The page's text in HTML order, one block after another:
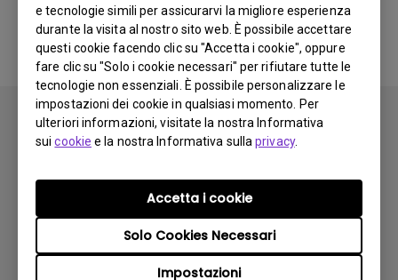
e tecnologie simili per assicurarvi la migliore esperienza
durante la visita al nostro sito web. È possibile accettare
questi cookie facendo clic su "Accetta i cookie", oppure
fare clic su "Solo i cookie necessari" per rifiutare tutte le
tecnologie non essenziali. È possibile personalizzare le
impostazioni dei cookie in qualsiasi momento. Per
ulteriori informazioni, visitate la nostra Informativa
suicookie e la nostra Informativa sullaprivacy.
Impostazioni
Solo Cookies Necessari
Accetta i cookie
correlato